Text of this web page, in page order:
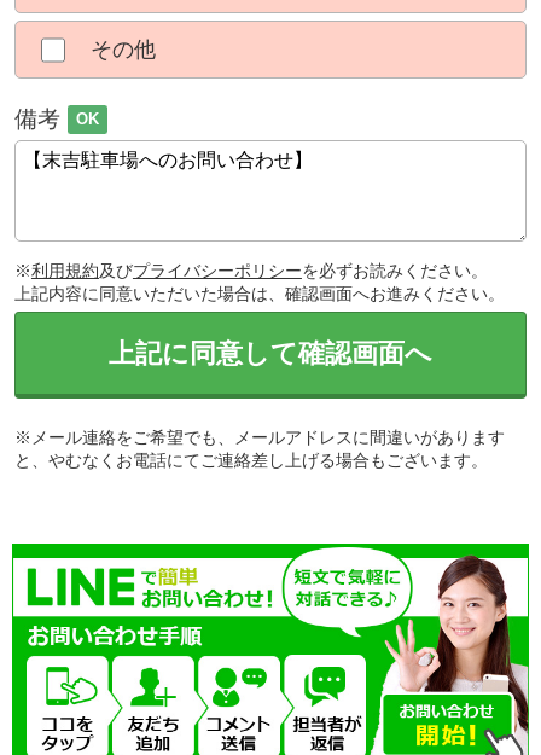
その他
備考 OK
※利用規約及びプライバシーポリシーを必ずお読みください。
上記内容に同意いただいた場合は、確認画面へお進みください。
上記に同意して確認画面へ
※メール連絡をご希望でも、メールアドレスに間違いがあります
と、やむなくお電話にてご連絡差し上げる場合もございます。